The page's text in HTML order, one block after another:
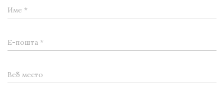
Име *
Е-пошта *
Веб место